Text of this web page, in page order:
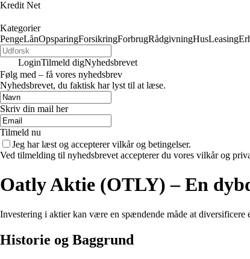
Kredit Net
Kategorier
PengeLånOpsparingForsikringForbrugRådgivningHusLeasing
LoginTilmeld digNyhedsbrevet
Følg med – få vores nyhedsbrev
Nyhedsbrevet, du faktisk har lyst til at læse.
Skriv din mail her
Tilmeld nu
Jeg har læst og accepterer vilkår og betingelser.
Ved tilmelding til nyhedsbrevet accepterer du vores vilkår og
Oatly Aktie (OTLY) – En
Investering i aktier kan være en spændende måde at
Historie og Baggrund